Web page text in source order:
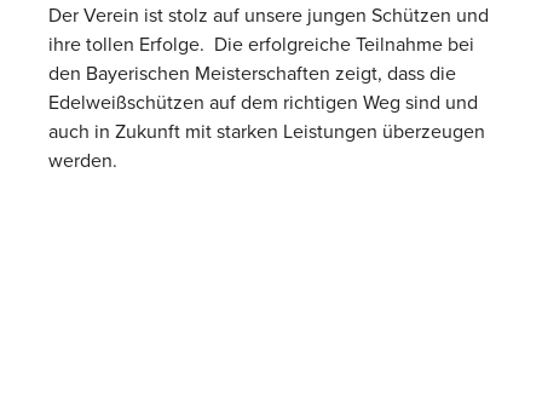
Der Verein ist stolz auf unsere jungen Schützen und
ihre tollen Erfolge. Die erfolgreiche Teilnahme bei
den Bayerischen Meisterschaften zeigt, dass die
Edelweißschützen auf dem richtigen Weg sind und
auch in Zukunft mit starken Leistungen überzeugen
werden.